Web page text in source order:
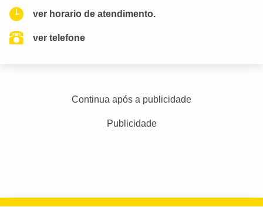
ver horario de atendimento.
ver telefone
Continua após a publicidade
Publicidade